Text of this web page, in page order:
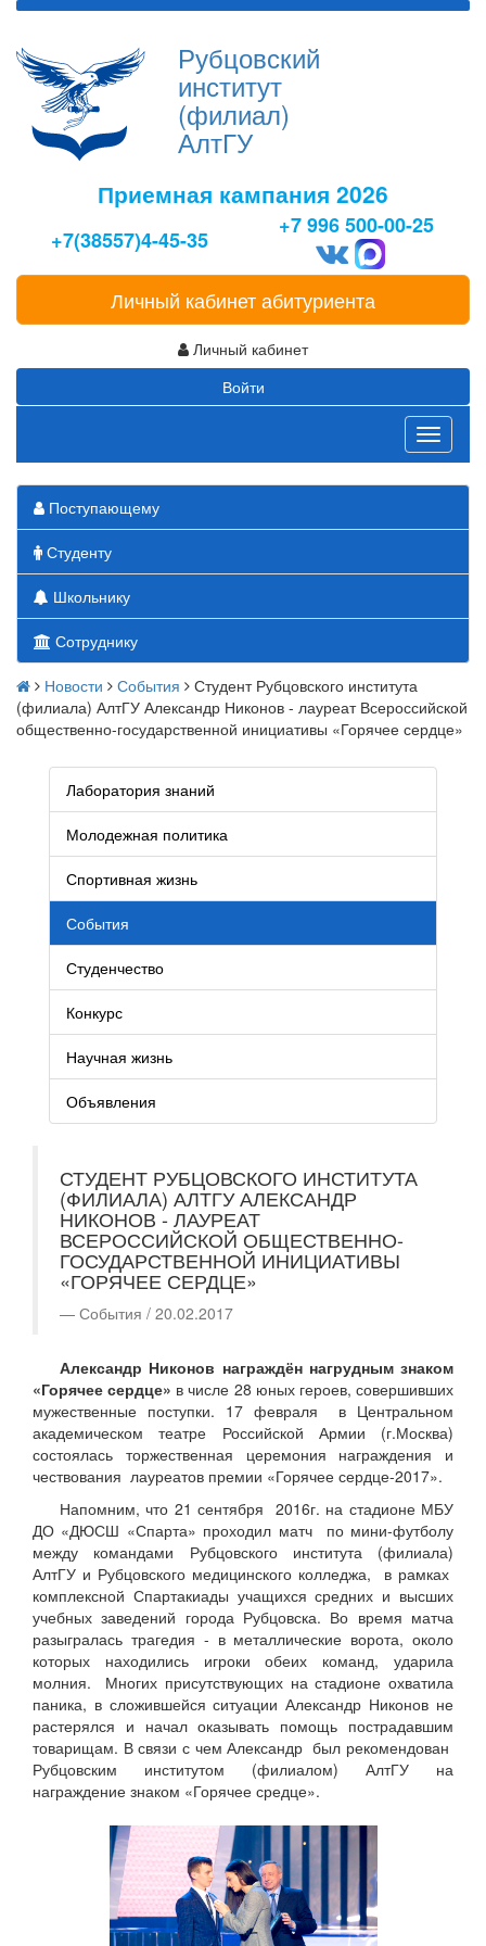
Рубцовский
институт
(филиал)
АлтГУ
Приемная кампания 2026
+7(38557)4-45-35
+7 996 500-00-25
Личный кабинет абитуриента
Личный кабинет
Войти
Toggle
Поступающему
Студенту
Школьнику
Сотруднику
Новости События
Студент Рубцовского института
(филиала) АлтГУ Александр Никонов - лауреат Всероссийской
общественно-государственной инициативы «Горячее сердце»
Лаборатория знаний
Молодежная политика
Спортивная жизнь
События
Студенчество
Конкурс
Научная жизнь
Объявления
СТУДЕНТ РУБЦОВСКОГО ИНСТИТУТА
(ФИЛИАЛА) АЛТГУ АЛЕКСАНДР
НИКОНОВ - ЛАУРЕАТ
ВСЕРОССИЙСКОЙ ОБЩЕСТВЕННО-
ГОСУДАРСТВЕННОЙ ИНИЦИАТИВЫ
«ГОРЯЧЕЕ СЕРДЦЕ»
События / 20.02.2017
Александр Никонов награждён нагрудным знаком
«Горячее сердце» в числе 28 юных героев, совершивших
мужественные поступки. 17 февраля в Центральном
академическом театре Российской Армии (г.Москва)
состоялась торжественная церемония награждения и
чествования лауреатов премии «Горячее сердце-2017».
Напомним, что 21 сентября 2016г. на стадионе МБУ
ДО «ДЮСШ «Спарта» проходил матч по мини-футболу
между командами Рубцовского института (филиала)
АлтГУ и Рубцовского медицинского колледжа, в рамках
комплексной Спартакиады учащихся средних и высших
учебных заведений города Рубцовска. Во время матча
разыгралась трагедия - в металлические ворота, около
которых находились игроки обеих команд, ударила
молния. Многих присутствующих на стадионе охватила
паника, в сложившейся ситуации Александр Никонов не
растерялся и начал оказывать помощь пострадавшим
товарищам. В связи с чем Александр был рекомендован
Рубцовским институтом (филиалом) АлтГУ на
награждение знаком «Горячее средце».